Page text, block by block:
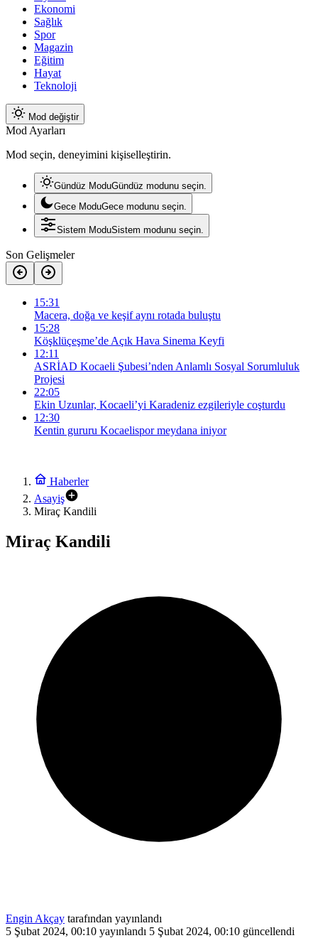
Ekonomi
Sağlık
Spor
Magazin
Eğitim
Hayat
Teknoloji
Mod değiştir
Mod Ayarları
Mod seçin, deneyimini kişiselleştirin.
Gündüz ModuGündüz modunu seçin.
Gece ModuGece modunu seçin.
Sistem ModuSistem modunu seçin.
Son Gelişmeler
15:31
Macera, doğa ve keşif aynı rotada buluştu
15:28
Köşklüçeşme’de Açık Hava Sinema Keyfi
12:11
ASRİAD Kocaeli Şubesi’nden Anlamlı Sosyal Sorumluluk
Projesi
22:05
Ekin Uzunlar, Kocaeli’yi Karadeniz ezgileriyle coşturdu
12:30
Kentin gururu Kocaelispor meydana iniyor
Haberler
Asayiş
Miraç Kandili
Miraç Kandili
Engin Akçay tarafından yayınlandı
5 Şubat 2024, 00:10 yayınlandı 5 Şubat 2024, 00:10 güncellendi